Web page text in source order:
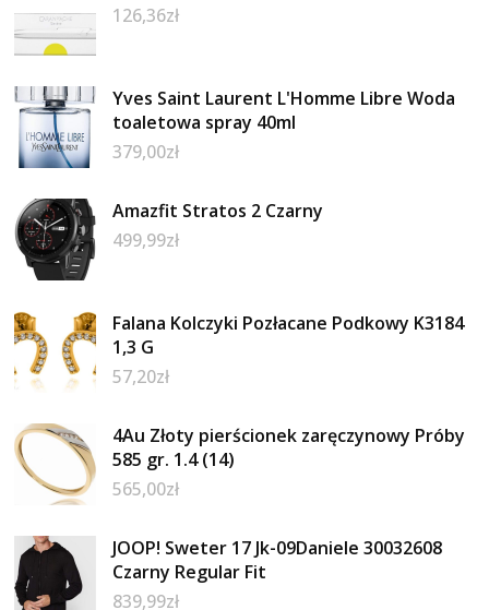
126,36zł
Yves Saint Laurent L'Homme Libre Woda
toaletowa spray 40ml
379,00zł
Amazfit Stratos 2 Czarny
499,99zł
Falana Kolczyki Pozłacane Podkowy K3184
1,3 G
57,20zł
4Au Złoty pierścionek zaręczynowy Próby
585 gr. 1.4 (14)
565,00zł
JOOP! Sweter 17 Jk-09Daniele 30032608
Czarny Regular Fit
839,99zł